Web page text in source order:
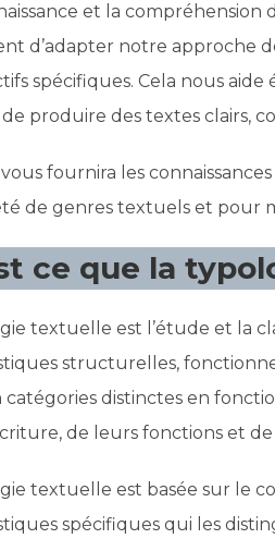
et la
d’adapter notre approche
spécifiques. Cela nous
produire des textes clairs,
fournira les
de genres textuels et pour
ce que la
textuelle est l’étude et la
structurelles,
catégories distinctes en
de leurs fonctions et
textuelle est basée sur le
spécifiques qui les